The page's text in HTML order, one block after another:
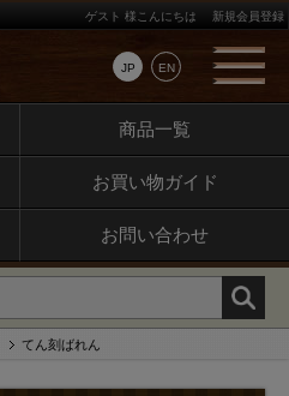
JP EN
ゲスト 様こんにちは 新規会員登録
商品一覧
お買い物ガイド
お問い合わせ
てん刻ばれん